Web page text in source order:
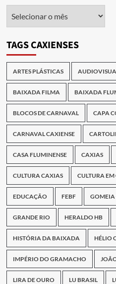
TAGS CAXIENSES
ARTES PLÁSTICAS
BAIXADA FILMA BAIXADA
BLOCOS DE CARNAVAL CAPA
CARNAVAL CAXIENSE
CASA FLUMINENSE CAXIAS
CULTURA CAXIAS CULTURA
EDUCAÇÃO FEBF GOMEIA
GRANDE RIO HERALDO HB
HISTÓRIA DA BAIXADA HÉLIO
IMPÉRIO DO GRAMACHO
LIRA DE OURO LU BRASIL